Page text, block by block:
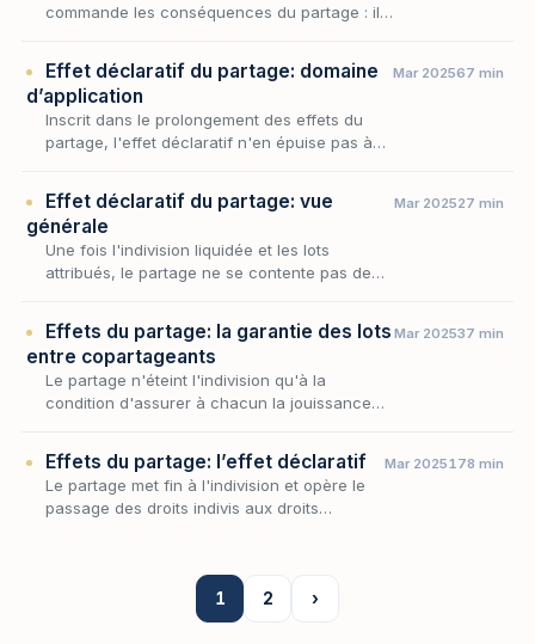
commande les conséquences du partage : il
Effet déclaratif du partage: domaine
d’application
Inscrit dans le prolongement des effets du
partage, l'effet déclaratif n'en épuise pas à
déterminer que…
Mar 202567 min
Effet déclaratif du partage: vue
générale
Une fois l'indivision liquidée et les lots
attribués, le partage ne se contente pas de
Mar 202527 min
Effets du partage: la garantie des lots
entre copartageants
Le partage n'éteint l'indivision qu'à la
condition d'assurer à chacun la jouissance
Mar 202537 min
Effets du partage: l’effet déclaratif
Le partage met fin à l'indivision et opère le
passage des droits indivis aux droits
Mar 2025178 min
1 2 ›